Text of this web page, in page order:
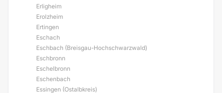
Erligheim
Erolzheim
Ertingen
Eschach
Eschbach (Breisgau-Hochschwarzwald)
Eschbronn
Eschelbronn
Eschenbach
Essingen (Ostalbkreis)